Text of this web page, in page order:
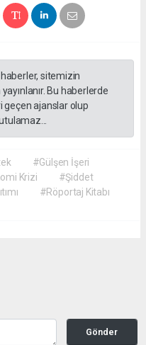
sitemizin
Bu haberlerde
geçen ajanslar olup
#Gülşen İşeri
Krizi
#Şiddet
#Röportaj Kitabı
Gönder